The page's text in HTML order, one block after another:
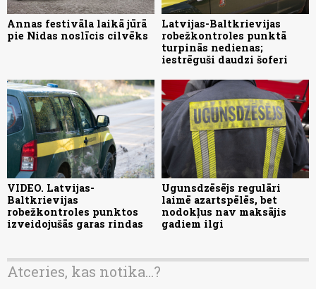
Annas festivāla laikā jūrā
pie Nidas noslīcis cilvēks
Latvijas-Baltkrievijas
robežkontroles punktā
turpinās nedienas;
iestrēguši daudzi šoferi
VIDEO. Latvijas-
Baltkrievijas
robežkontroles punktos
izveidojušās garas rindas
Ugunsdzēsējs regulāri
laimē azartspēlēs, bet
nodokļus nav maksājis
gadiem ilgi
Atceries, kas notika...?